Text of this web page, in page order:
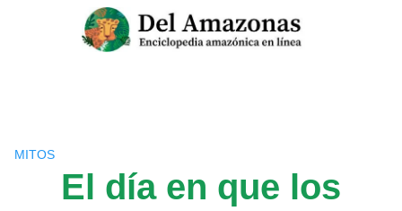
MITOS
El día en que los